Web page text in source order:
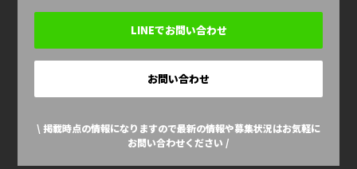
LINEでお問い合わせ
お問い合わせ
\ 掲載時点の情報になりますので最新の情報や募集状況はお気軽に
お問い合わせください /